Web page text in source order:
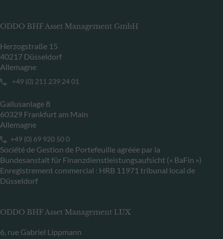
ODDO BHF Asset Management GmbH
Herzogstraße 15
40217 Düsseldorf
Allemagne
+49 (0) 211 239 24 01
Gallusanlage 8
60329 Frankfurt am Main
Allemagne
+49 (0) 69 920 50 0
Société de Gestion de Portefeuille agréée par la
Bundesanstalt für Finanzdienstleistungsaufsicht (« BaFin »)
Enregistrement commercial : HRB 11971 tribunal local de
Düsseldorf
ODDO BHF Asset Management LUX
6, rue Gabriel Lippmann